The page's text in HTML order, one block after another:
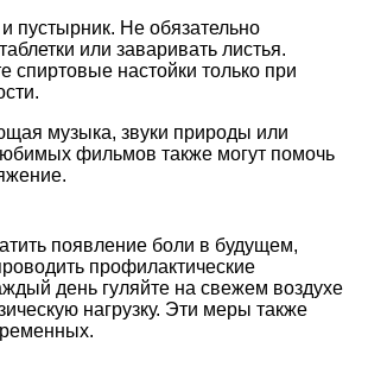
пустырник. Не обязательно
или заваривать листья.
спиртовые настойки только при
музыка, звуки природы или
фильмов также могут помочь
появление боли в будущем,
профилактические
день гуляйте на свежем воздухе
нагрузку. Эти меры также